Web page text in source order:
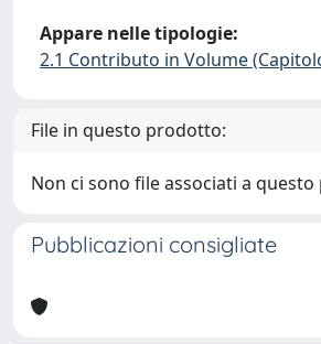
Appare nelle tipologie:
2.1 Contributo in Volume
File in questo prodotto:
Non ci sono file associati a
Pubblicazioni consigliate